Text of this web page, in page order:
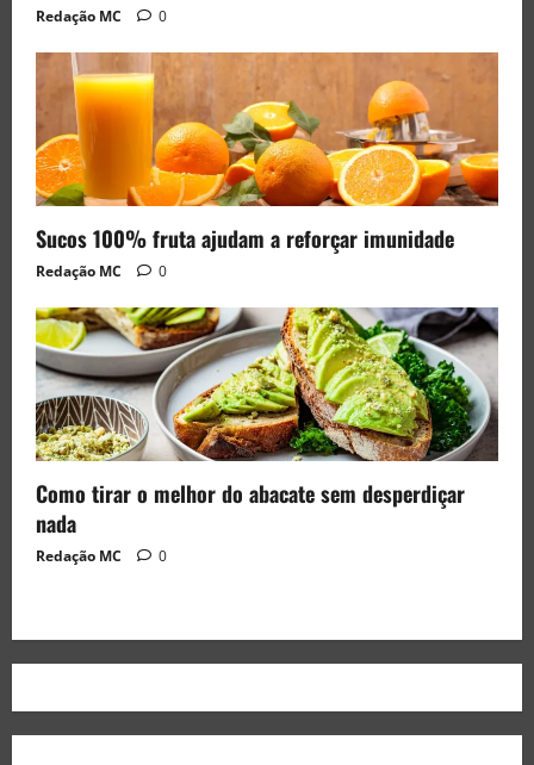
Redação MC 0
Sucos 100% fruta ajudam a reforçar imunidade
Redação MC 0
Como tirar o melhor do abacate sem desperdiçar
nada
Redação MC 0